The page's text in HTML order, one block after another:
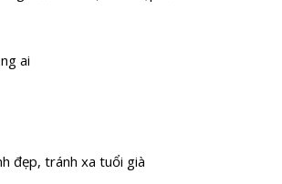
ai
đẹp, tránh xa tuổi già